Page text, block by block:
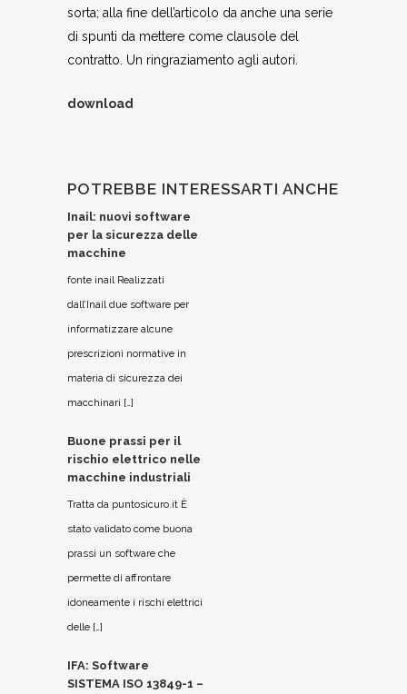
sorta; alla fine dell’articolo da anche una serie
di spunti da mettere come clausole del
contratto. Un ringraziamento agli autori.
download
POTREBBE INTERESSARTI ANCHE
Inail: nuovi software
per la sicurezza delle
macchine
fonte inail Realizzati
dall’Inail due software per
informatizzare alcune
prescrizioni normative in
materia di sicurezza dei
macchinari […]
Buone prassi per il
rischio elettrico nelle
macchine industriali
Tratta da puntosicuro.it È
stato validato come buona
prassi un software che
permette di affrontare
idoneamente i rischi elettrici
delle […]
IFA: Software
SISTEMA ISO 13849-1 –